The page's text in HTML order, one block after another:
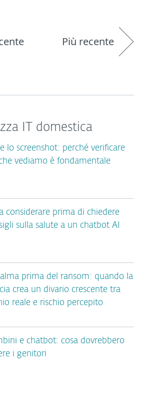
Più recente
IT domestica
lo screenshot: perché verificare
vediamo è fondamentale
considerare prima di chiedere
sulla salute a un chatbot AI
prima del ransom: quando la
crea un divario crescente tra
reale e rischio percepito
e chatbot: cosa dovrebbero
i genitori